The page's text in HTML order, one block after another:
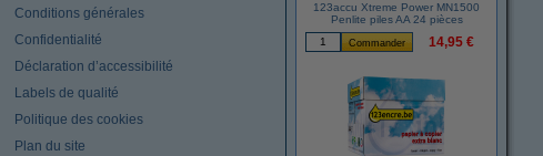
123accu Xtreme Power MN1500
Penlite piles AA 24 pièces
14,95 €
Conditions générales
Confidentialité
Déclaration d’accessibilité
Labels de qualité
Politique des cookies
Plan du site